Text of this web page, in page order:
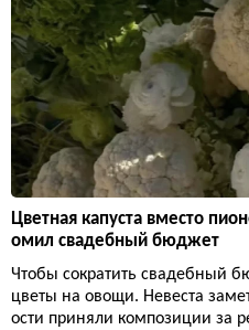
Цветная капуста вместо
омил свадебный бюджет
Чтобы сократить свадебный
цветы на овощи. Невеста
ости приняли композиции за